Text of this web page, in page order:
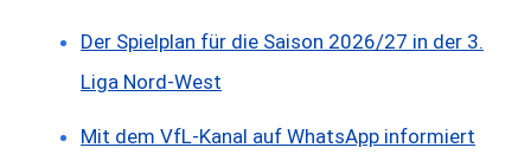
Der Spielplan für die Saison 2026/27 in der 3.
Liga Nord-West
Mit dem VfL-Kanal auf WhatsApp informiert